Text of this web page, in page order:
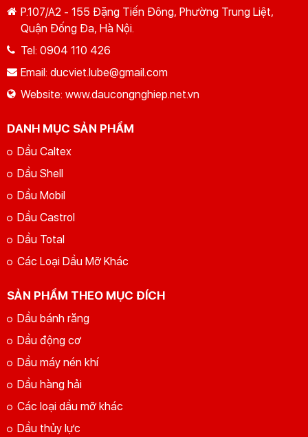
P.107/A2 - 155 Đặng Tiến Đông, Phường Trung Liệt,
Quận Đống Đa, Hà Nội.
Tel: 0904 110 426
Email: ducviet.lube@gmail.com
Website: www.daucongnghiep.net.vn
DANH MỤC SẢN PHẨM
Dầu Caltex
Dầu Shell
Dầu Mobil
Dầu Castrol
Dầu Total
Các Loại Dầu Mỡ Khác
SẢN PHẨM THEO MỤC ĐÍCH
Dầu bánh răng
Dầu động cơ
Dầu máy nén khí
Dầu hàng hải
Các loại dầu mỡ khác
Dầu thủy lực